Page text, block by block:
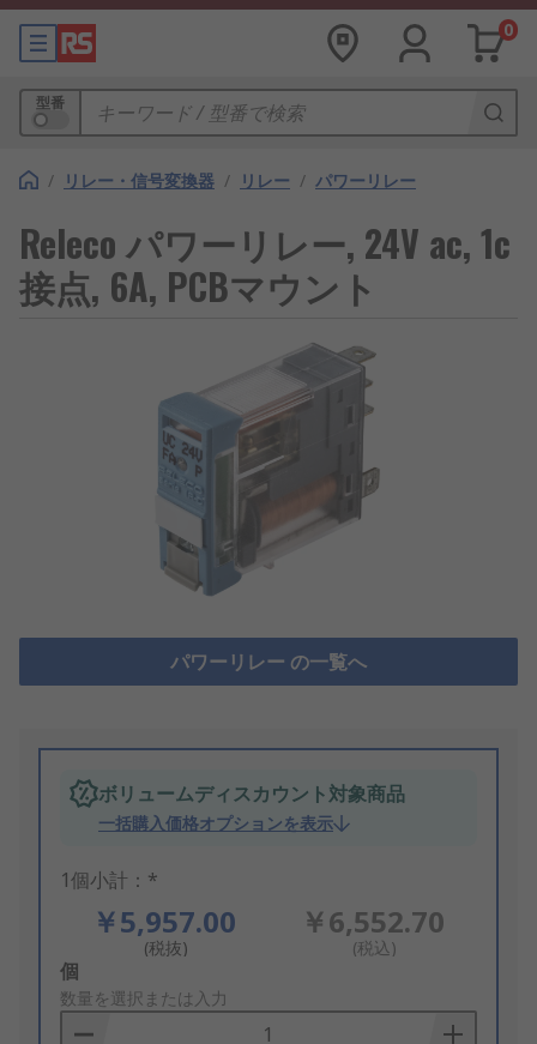
0
型番
/ リレー・信号変換器 / リレー / パワーリレー
Releco パワーリレー, 24V ac, 1c
接点, 6A, PCBマウント
パワーリレー の一覧へ
ボリュームディスカウント対象商品
一括購入価格オプションを表示
1個小計：*
￥5,957.00
(税抜)
￥6,552.70
(税込)
Add
to
Basket
個
数量を選択または入力